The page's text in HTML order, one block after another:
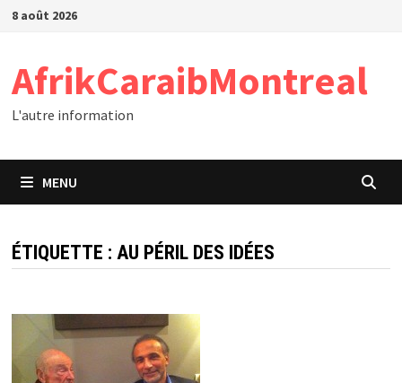
Passer
8 août 2026
AfrikCaraibMontreal
L'autre information
MENU
ÉTIQUETTE : AU PÉRIL DES IDÉES